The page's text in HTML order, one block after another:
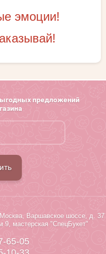
эмоции!
предложений
Варшавское шоссе, д. 37
мастерская "СпецБукет"
65-05